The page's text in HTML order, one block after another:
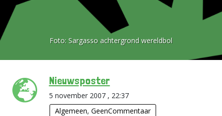
Foto: Sargasso achtergrond wereldbol
Nieuwsposter
5 november 2007 , 22:37
Algemeen, GeenCommentaar